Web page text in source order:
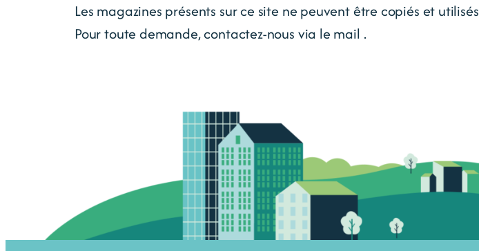
Les magazines présents sur ce site ne peuvent être copiés et
Pour toute demande, contactez-nous via le mail .